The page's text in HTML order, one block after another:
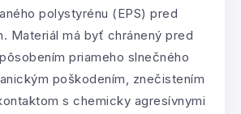
polystyrénu (EPS) pred
Materiál má byť chránený pred
priameho slnečného
poškodením, znečistením
s chemicky agresívnymi